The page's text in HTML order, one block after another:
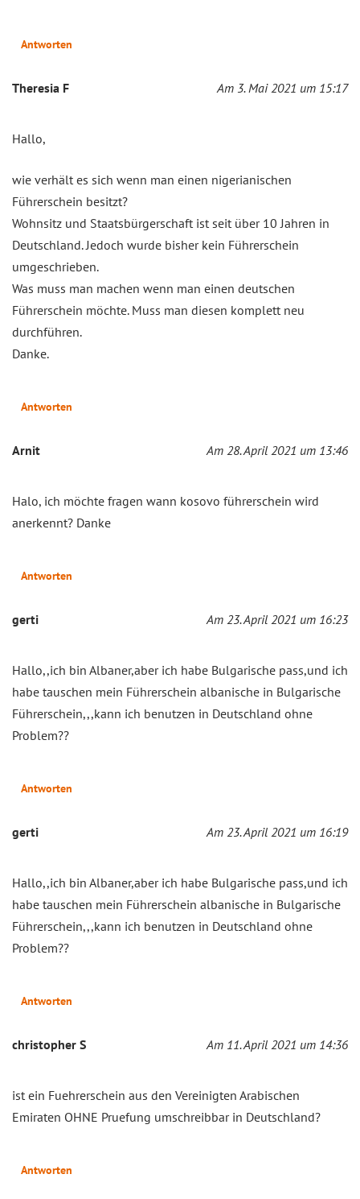
Antworten
Theresia F Am 3. Mai 2021 um 15:17
Hallo,
wie verhält es sich wenn man einen nigerianischen
Führerschein besitzt?
Wohnsitz und Staatsbürgerschaft ist seit über 10 Jahren in
Deutschland. Jedoch wurde bisher kein Führerschein
umgeschrieben.
Was muss man machen wenn man einen deutschen
Führerschein möchte. Muss man diesen komplett neu
durchführen.
Danke.
Antworten
Arnit Am 28. April 2021 um 13:46
Halo, ich möchte fragen wann kosovo führerschein wird
anerkennt? Danke
Antworten
gerti Am 23. April 2021 um 16:23
Hallo,,ich bin Albaner,aber ich habe Bulgarische pass,und ich
habe tauschen mein Führerschein albanische in Bulgarische
Führerschein,,,kann ich benutzen in Deutschland ohne
Problem??
Antworten
gerti Am 23. April 2021 um 16:19
Hallo,,ich bin Albaner,aber ich habe Bulgarische pass,und ich
habe tauschen mein Führerschein albanische in Bulgarische
Führerschein,,,kann ich benutzen in Deutschland ohne
Problem??
Antworten
christopher S Am 11. April 2021 um 14:36
ist ein Fuehrerschein aus den Vereinigten Arabischen
Emiraten OHNE Pruefung umschreibbar in Deutschland?
Antworten